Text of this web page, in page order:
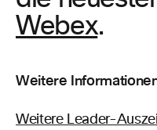
Webex.
Weitere
Weitere Leader-